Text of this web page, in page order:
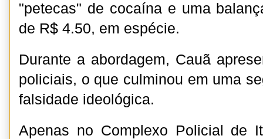
"petecas" de cocaína e uma
de R$ 4.50, em espécie.
Durante a abordagem, Cauã
policiais, o que culminou em uma
falsidade ideológica.
Apenas no Complexo Policial de